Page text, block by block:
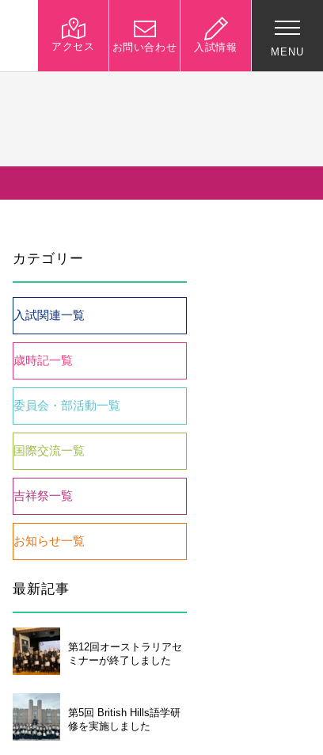
アクセス お問い合わせ 入試情報 MENU
個人情報保護について
カテゴリー
入試関連一覧
歳時記一覧
委員会・部活動一覧
国際交流一覧
吉祥祭一覧
お知らせ一覧
最新記事
第12回オーストラリアセ
ミナーが終了しました
第5回 British Hills語学研
修を実施しました